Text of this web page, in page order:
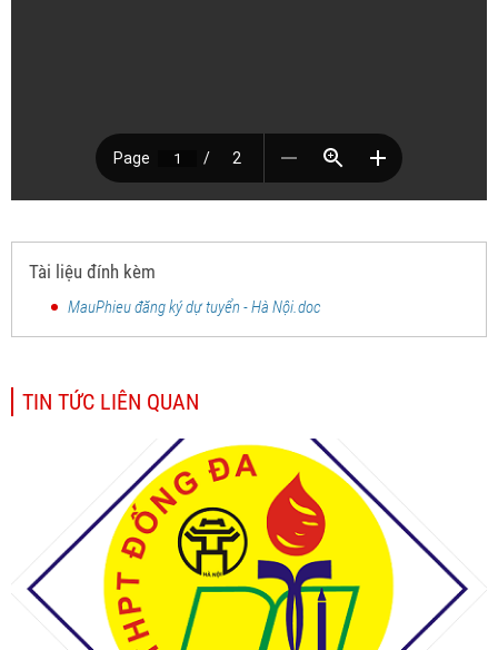
Tài liệu đính kèm
MauPhieu đăng ký dự tuyển - Hà Nội.doc
TIN TỨC LIÊN QUAN